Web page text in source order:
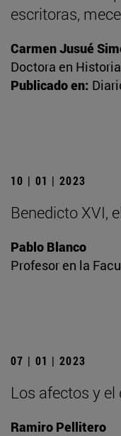
escritoras,
Carmen Jusué
Doctora en Historia
Publicado en:
10 | 01 | 2023
Benedicto XVI,
Pablo Blanco
Profesor en la
07 | 01 | 2023
Los afectos y
Ramiro Pellitero